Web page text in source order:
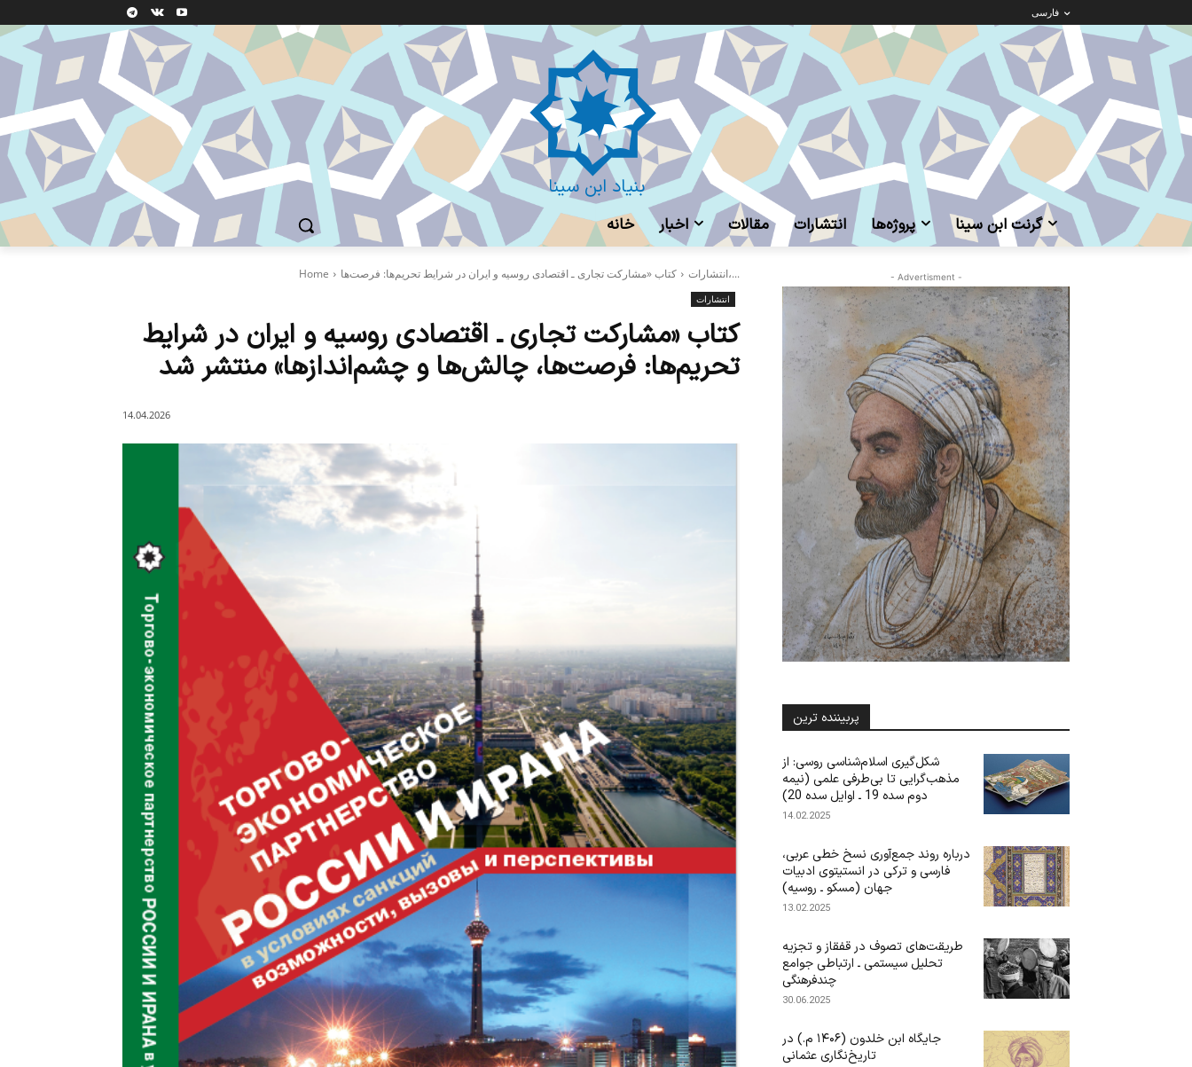
فارسی
بنیاد ابن سینا
خانه اخبار مقالات انتشارات پروژه‌ها گرنت ابن‌ سینا
Home انتشاراتکتاب «مشارکت تجاری ـ اقتصادی روسیه و ایران در شرایط تحریم‌ها: فرصت‌ها،...
انتشارات
کتاب «مشارکت تجاری ـ اقتصادی روسیه و ایران در شرایط
تحریم‌ها: فرصت‌ها، چالش‌ها و چشم‌اندازها» منتشر شد
14.04.2026
- Advertisment -
پربیننده ترین
شکل‌گیری اسلام‌شناسی روسی: از
مذهب‌گرایی تا بی‌‌‌طرفی علمی (نیمه
دوم سده 19 ـ اوایل سده 20)
14.02.2025
درباره‌ روند جمع‌آوری نسخ خطی عربی،
فارسی و ترکی در انستیتوی ادبیات
جهان (مسکو ـ روسیه)
13.02.2025
طریقت‌های تصوف در قفقاز و تجزیه
تحلیل سیستمی ـ ارتباطی جوامع
چندفرهنگی
30.06.2025
جایگاه ابن‌ خلدون (۱۴۰۶ م.) در
تاریخ‌نگاری عثمانی